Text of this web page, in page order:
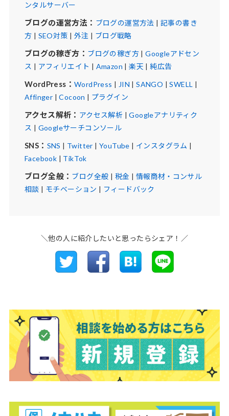
ンタルサーバー
ブログの運営方法： ブログの運営方法 | 記事の書き
方 | SEO対策 | 外注 | ブログ戦略
ブログの稼ぎ方： ブログの稼ぎ方|Googleアドセン
ス | アフィリエイト | Amazon |楽天 |純広告
WordPress： WordPress | JIN |SANGO |SWELL |
Affinger |Cocoon | プラグイン
アクセス解析： アクセス解析 |Googleアナリティク
ス | Googleサーチコンソール
SNS： SNS | Twitter | YouTube | インスタグラム |
Facebook | TikTok
ブログ全般： ブログ全般 | 税金 | 情報商材・コンサル
相談 | モチベーション | フィードバック
＼他の人に紹介したいと思ったらシェア！／